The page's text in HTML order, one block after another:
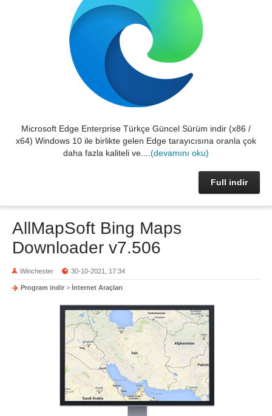
Microsoft Edge Enterprise Türkçe Güncel Sürüm indir (x86 /
x64) Windows 10 ile birlikte gelen Edge tarayıcısına oranla çok
daha fazla kaliteli ve.... (devamını oku)
Full indir
AllMapSoft Bing Maps
Downloader v7.506
Winchester 30-10-2021, 17:34
Program indir > İnternet Araçları